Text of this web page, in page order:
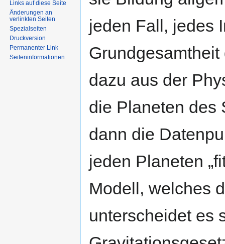
jeden Fall, jedes
dazu aus der
die Planeten des
dann die
jeden Planeten
Modell, welches
unterscheidet es
Links auf diese Seite
Änderungen an
verlinkten Seiten
Spezialseiten
Druckversion
Permanenter Link
Seiten­informationen